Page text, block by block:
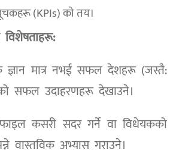
(KPIs) को तय।
विशेषताहरू:
ज्ञान मात्र नभई सफल देशहरू (जस्तै:
को सफल उदाहरणहरू देखाउने।
कसरी सदर गर्ने वा विधेयकको
वास्तविक अभ्यास गराउने।